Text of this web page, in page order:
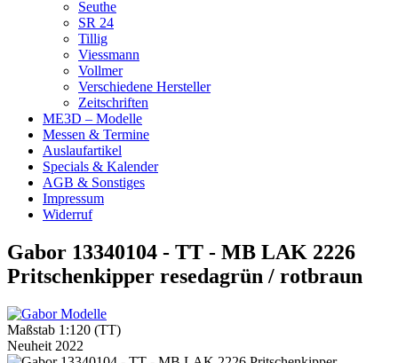
Seuthe
SR 24
Tillig
Viessmann
Vollmer
Verschiedene Hersteller
Zeitschriften
ME3D – Modelle
Messen & Termine
Auslaufartikel
Specials & Kalender
AGB & Sonstiges
Impressum
Widerruf
Gabor 13340104 - TT - MB LAK 2226
Pritschenkipper resedagrün / rotbraun
Maßstab 1:120 (TT)
Neuheit 2022